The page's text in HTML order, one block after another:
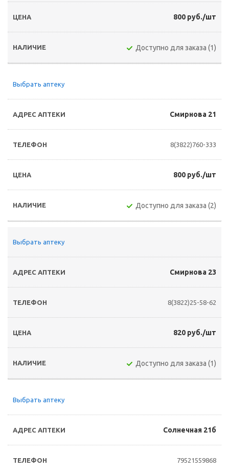
800 руб./шт
Доступно для заказа (1)
Выбрать аптеку
Смирнова 21
8(3822)760-333
800 руб./шт
Доступно для заказа (2)
Выбрать аптеку
Смирнова 23
8(3822)25-58-62
820 руб./шт
Доступно для заказа (1)
Выбрать аптеку
Солнечная 21б
79521559868